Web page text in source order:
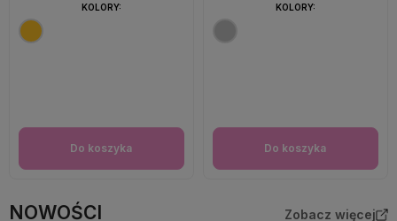
Do koszyka
KOLORY:
Do koszyka
KOLORY:
NOWOŚCI Zobacz więcej